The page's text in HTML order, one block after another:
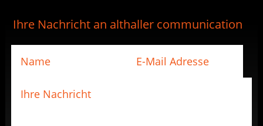
Ihre Nachricht an althaller communication